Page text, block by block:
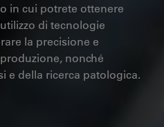
in cui potrete ottenere
di tecnologie
la precisione e
nonché
e della ricerca patologica.